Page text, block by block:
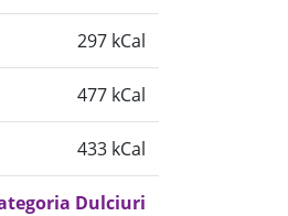
297 kCal
477 kCal
433 kCal
Dulciuri